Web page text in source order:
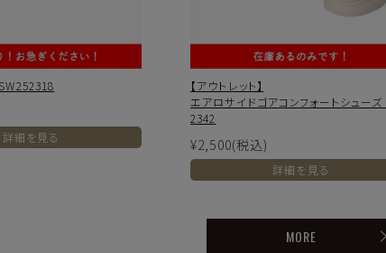
詳細を見る
【アウトレット】
エアロサイドゴアコンフォートシュー
2342
¥2,500(税込)
詳細を見る
MORE